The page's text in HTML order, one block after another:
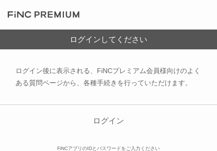
ログインしてください
ログイン後に表示される、FiNCプレミアム会員様向けのよく
ある質問ページから、各種手続きを行っていただけます。
ログイン
FiNCアプリのIDとパスワードをご入力ください